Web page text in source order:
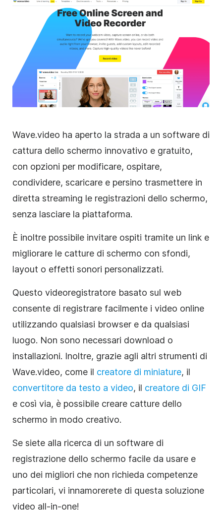
Wave.video ha aperto la strada a un software di
cattura dello schermo innovativo e gratuito,
con opzioni per modificare, ospitare,
condividere, scaricare e persino trasmettere in
diretta streaming le registrazioni dello schermo,
senza lasciare la piattaforma.
È inoltre possibile invitare ospiti tramite un link e
migliorare le catture di schermo con sfondi,
layout o effetti sonori personalizzati.
Questo videoregistratore basato sul web
consente di registrare facilmente i video online
utilizzando qualsiasi browser e da qualsiasi
luogo. Non sono necessari download o
installazioni. Inoltre, grazie agli altri strumenti di
Wave.video, come il creatore di miniature, il
convertitore da testo a video, il creatore di GIF
e così via, è possibile creare catture dello
schermo in modo creativo.
Se siete alla ricerca di un software di
registrazione dello schermo facile da usare e
uno dei migliori che non richieda competenze
particolari, vi innamorerete di questa soluzione
video all-in-one!